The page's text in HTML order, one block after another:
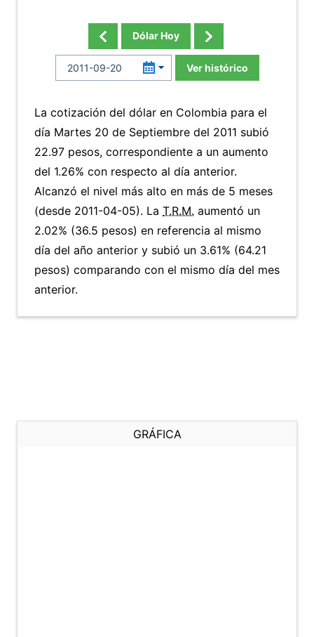
Dólar Hoy
Ver histórico
La cotización del dólar en Colombia para el
día Martes 20 de Septiembre del 2011 subió
22.97 pesos, correspondiente a un aumento
del 1.26% con respecto al día anterior.
Alcanzó el nivel más alto en más de 5 meses
(desde 2011-04-05). La T.R.M. aumentó un
2.02% (36.5 pesos) en referencia al mismo
día del año anterior y subió un 3.61% (64.21
pesos) comparando con el mismo día del mes
anterior.
GRÁFICA